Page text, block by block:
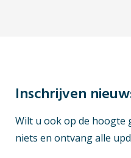
Inschrijven
Wilt u ook op de hoogte
niets en ontvang alle